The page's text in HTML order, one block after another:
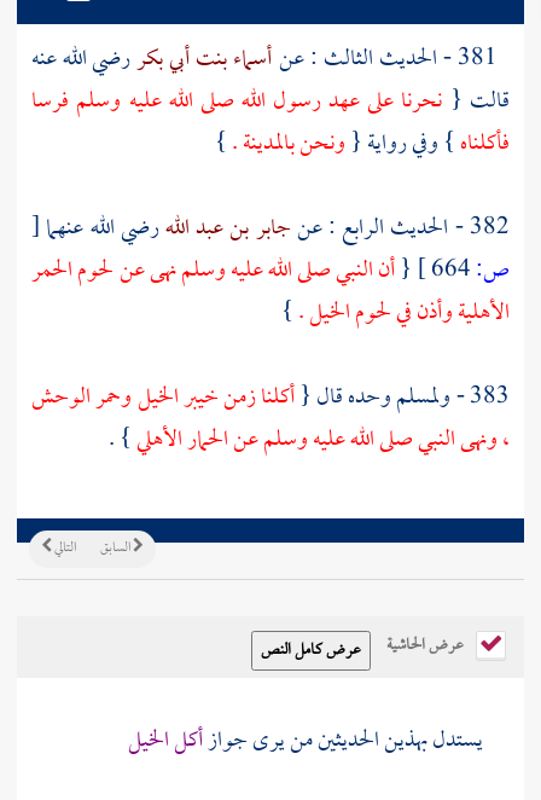
أسماء بنت أبي بكررضي الله عنه
قالت { نحرنا على عهد رسول الله صلى الله عليه وسلم فرسا
فأكلناه} وفي رواية {ونحنبالمدينة.
}
382 - الحديث الرابع : عن
جابر بن عبد اللهرضي الله عنهما[
ص:
{أن النبي صلى الله عليه وسلم نهى عن لحوم الحمر
الأهلية وأذن في لحوم الخيل .}
383 - ولمسلموحده قال {أكلنا زمنخيبرالخيل وحمر الوحش
، ونهى النبي صلى الله عليه وسلم عن الحمار الأهلي} .
التالي السابق
عرض الحاشية
يستدل بهذين الحديثين من يرى جوازأكل الخيل